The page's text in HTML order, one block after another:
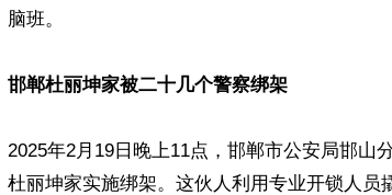
脑班。
邯郸杜丽坤家被二十几个警察绑架
2025年2月19日晚上11点，邯郸市公安局邯山
杜丽坤家实施绑架。这伙人利用专业开锁人